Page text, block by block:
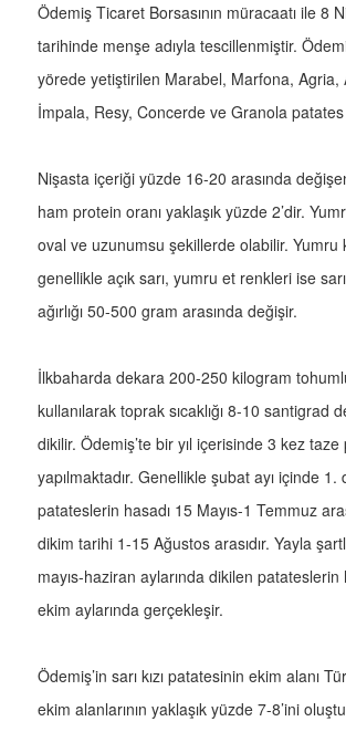
Ödemiş Ticaret Borsasının müracaatı ile 8
tarihinde menşe adıyla tescillenmiştir.
yörede yetiştirilen Marabel, Marfona, Agria,
İmpala, Resy, Concerde ve Granola
Nişasta içeriği yüzde 16-20 arasında
ham protein oranı yaklaşık yüzde 2’dir.
oval ve uzunumsu şekillerde olabilir. Yumru
genellikle açık sarı, yumru et renkleri ise
ağırlığı 50-500 gram arasında değişir.
İlkbaharda dekara 200-250 kilogram
kullanılarak toprak sıcaklığı 8-10 santigrad
dikilir. Ödemiş’te bir yıl içerisinde 3 kez
yapılmaktadır. Genellikle şubat ayı içinde 1.
patateslerin hasadı 15 Mayıs-1 Temmuz
dikim tarihi 1-15 Ağustos arasıdır. Yayla
mayıs-haziran aylarında dikilen patateslerin
ekim aylarında gerçekleşir.
Ödemiş’in sarı kızı patatesinin ekim alanı
ekim alanlarının yaklaşık yüzde 7-8’ini